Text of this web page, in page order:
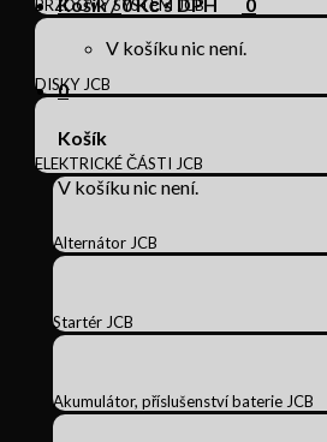
V košíku nic není.
0
Košík
V košíku nic není.
BRZDOVÝ SYSTÉM JCB
DISKY JCB
ELEKTRICKÉ ČÁSTI JCB
Alternátor JCB
Startér JCB
Akumulátor, příslušenství baterie JCB